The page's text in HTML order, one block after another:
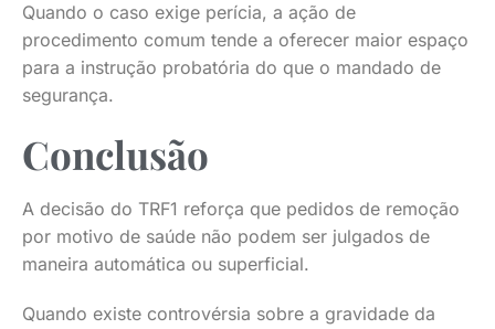
Quando o caso exige perícia, a ação de
procedimento comum tende a oferecer maior espaço
para a instrução probatória do que o mandado de
segurança.
Conclusão
A decisão do TRF1 reforça que pedidos de remoção
por motivo de saúde não podem ser julgados de
maneira automática ou superficial.
Quando existe controvérsia sobre a gravidade da